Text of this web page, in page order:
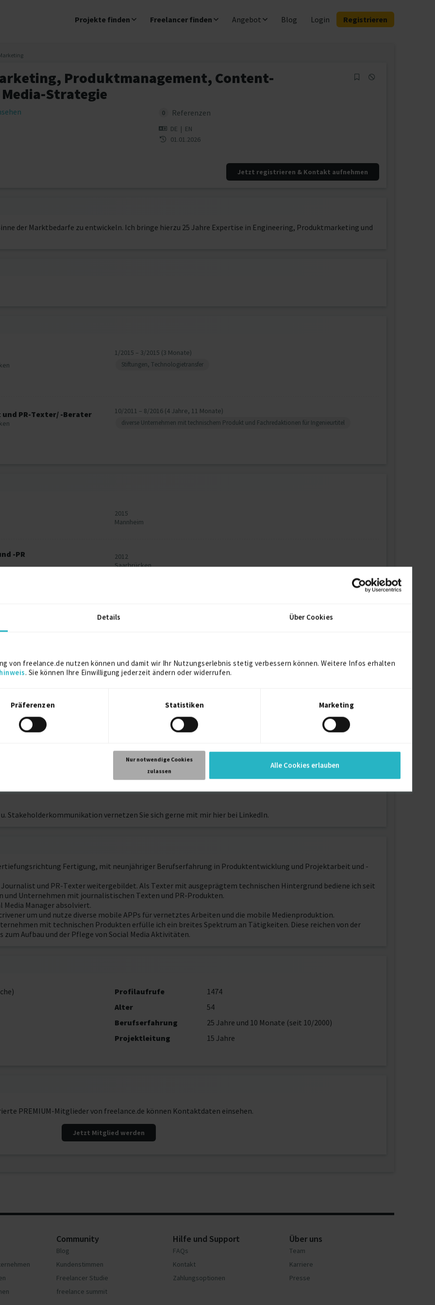
Details Über Cookies
von freelance.de nutzen können und damit wir Ihr Nutzungserlebnis stetig verbessern können. Weitere Infos erhalten
. Sie können Ihre Einwilligung jederzeit ändern oder widerrufen.
Präferenzen Statistiken Marketing
Nur notwendige Cookies
zulassen
Alle Cookies erlauben
Projekte finden Freelancer finden Angebot Blog Login Registrieren
Produktmanagement, Content-
Strategie
0 Referenzen
DE | EN
01.01.2026
Jetzt registrieren & Kontakt aufnehmen
der Marktbedarfe zu entwickeln. Ich bringe hierzu 25 Jahre Expertise in Engineering, Produktmarketing und
1/2015 – 3/2015 (3 Monate)
Stiftungen, Technologietransfer
PR-Texter/ -Berater 10/2011 – 8/2016 (4 Jahre, 11 Monate)
diverse Unternehmen mit technischem Produkt und Fachredaktionen für Ingenieurtitel
2015
Mannheim
-PR
2012
Saarbrücken
Produkte herauszuschälen und zu erzählen..
Stakeholderkommunikation vernetzen Sie sich gerne mit mir hier bei LinkedIn.
Fertigung, mit neunjähriger Berufserfahrung in Produktentwicklung und Projektarbeit und -
und PR-Texter weitergebildet. Als Texter mit ausgeprägtem technischen Hintergrund bediene ich seit
Unternehmen mit journalistischen Texten und PR-Produkten.
Media Manager absolviert.
um und nutze diverse mobile APPs für vernetztes Arbeiten und die mobile Medienproduktion.
mit technischen Produkten erfülle ich ein breites Spektrum an Tätigkeiten. Diese reichen von der
Aufbau und der Pflege von Social Media Aktivitäten.
Profilaufrufe
1474
Alter
54
Berufserfahrung
25 Jahre und 10 Monate (seit 10/2000)
Projektleitung
15 Jahre
PREMIUM-Mitglieder von freelance.de können Kontaktdaten einsehen.
Jetzt Mitglied werden
Community
Blog
Kundenstimmen
Freelancer Studie
freelance summit
Hilfe und Support
FAQs
Kontakt
Zahlungsoptionen
Über uns
Team
Karriere
Presse